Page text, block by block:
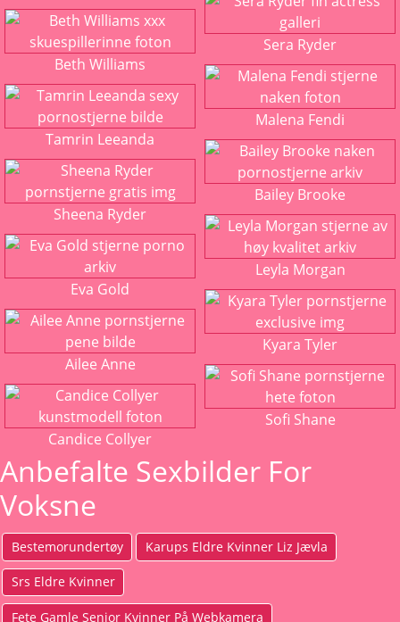
Beth Williams
Tamrin Leeanda
Sheena Ryder
Eva Gold
Ailee Anne
Candice Collyer
Sera Ryder
Malena Fendi
Bailey Brooke
Leyla Morgan
Kyara Tyler
Sofi Shane
Anbefalte Sexbilder For
Voksne
Bestemorundertøy Karups Eldre Kvinner Liz Jævla
Srs Eldre Kvinner
Fete Gamle Senior Kvinner På Webkamera